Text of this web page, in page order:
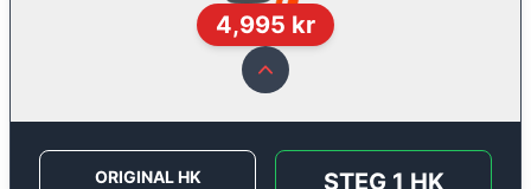
4,995 kr
ORIGINAL HK STEG 1 HK